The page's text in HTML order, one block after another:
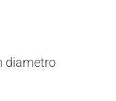
diametro